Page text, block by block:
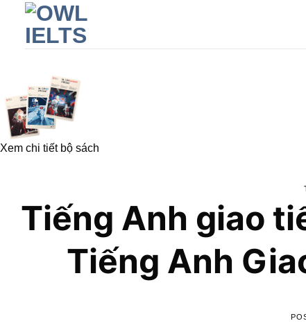
content
Xem chi tiết bộ sách
Tiếng Anh giao
Tiếng Anh